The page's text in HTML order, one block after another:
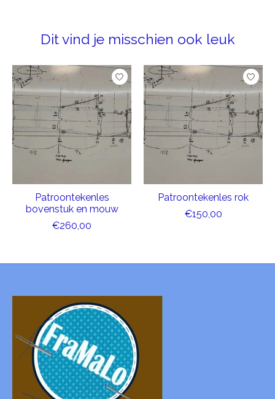
Dit vind je misschien ook leuk
Items van productcarrousel
Patroontekenles
bovenstuk en mouw
€260,00
Patroontekenles rok
€150,00